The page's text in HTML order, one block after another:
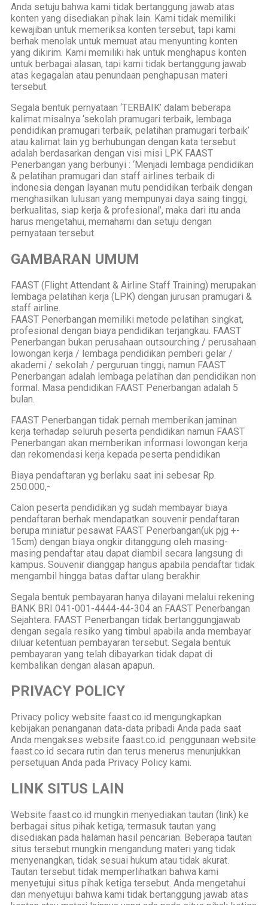
Anda setuju bahwa kami tidak bertanggung jawab atas
konten yang disediakan pihak lain. Kami tidak memiliki
kewajiban untuk memeriksa konten tersebut, tapi kami
berhak menolak untuk memuat atau menyunting konten
yang dikirim. Kami memiliki hak untuk menghapus konten
untuk berbagai alasan, tapi kami tidak bertanggung jawab
atas kegagalan atau penundaan penghapusan materi
tersebut.
Segala bentuk pernyataan ‘TERBAIK’ dalam beberapa
kalimat misalnya ‘sekolah pramugari terbaik, lembaga
pendidikan pramugari terbaik, pelatihan pramugari terbaik’
atau kalimat lain yg berhubungan dengan kata tersebut
adalah berdasarkan dengan visi misi LPK FAAST
Penerbangan yang berbunyi : ‘Menjadi lembaga pendidikan
& pelatihan pramugari dan staff airlines terbaik di
indonesia dengan layanan mutu pendidikan terbaik dengan
menghasilkan lulusan yang mempunyai daya saing tinggi,
berkualitas, siap kerja & profesional’, maka dari itu anda
harus mengetahui, memahami dan setuju dengan
pernyataan tersebut.
GAMBARAN UMUM
FAAST (Flight Attendant & Airline Staff Training) merupakan
lembaga pelatihan kerja (LPK) dengan jurusan pramugari &
staff airline.
FAAST Penerbangan memiliki metode pelatihan singkat,
profesional dengan biaya pendidikan terjangkau. FAAST
Penerbangan bukan perusahaan outsourching / perusahaan
lowongan kerja / lembaga pendidikan pemberi gelar /
akademi / sekolah / perguruan tinggi, namun FAAST
Penerbangan adalah lembaga pelatihan dan pendidikan non
formal. Masa pendidikan FAAST Penerbangan adalah 5
bulan.
FAAST Penerbangan tidak pernah memberikan jaminan
kerja terhadap seluruh peserta pendidikan namun FAAST
Penerbangan akan memberikan informasi lowongan kerja
dan rekomendasi kerja kepada peserta pendidikan
Biaya pendaftaran yg berlaku saat ini sebesar Rp.
250.000,-
Calon peserta pendidikan yg sudah membayar biaya
pendaftaran berhak mendapatkan souvenir pendaftaran
berupa miniatur pesawat FAAST Penerbangan(uk pjg +-
15cm) dengan biaya ongkir ditanggung oleh masing-
masing pendaftar atau dapat diambil secara langsung di
kampus. Souvenir dianggap hangus apabila pendaftar tidak
mengambil hingga batas daftar ulang berakhir.
Segala bentuk pembayaran hanya dilayani melalui rekening
BANK BRI 041-001-4444-44-304 an FAAST Penerbangan
Sejahtera. FAAST Penerbangan tidak bertanggungjawab
dengan segala resiko yang timbul apabila anda membayar
diluar ketentuan pembayaran tersebut. Segala bentuk
pembayaran yang telah dibayarkan tidak dapat di
kembalikan dengan alasan apapun.
PRIVACY POLICY
Privacy policy website faast.co.id mengungkapkan
kebijakan penanganan data-data pribadi Anda pada saat
Anda mengakses website faast.co.id. penggunaan website
faast.co.id secara rutin dan terus menerus menunjukkan
persetujuan Anda pada Privacy Policy kami.
LINK SITUS LAIN
Website faast.co.id mungkin menyediakan tautan (link) ke
berbagai situs pihak ketiga, termasuk tautan yang
disediakan pada halaman hasil pencarian. Beberapa tautan
situs tersebut mungkin mengandung materi yang tidak
menyenangkan, tidak sesuai hukum atau tidak akurat.
Tautan tersebut tidak memperlihatkan bahwa kami
menyetujui situs pihak ketiga tersebut. Anda mengetahui
dan menyetujui bahwa kami tidak bertanggung jawab atas